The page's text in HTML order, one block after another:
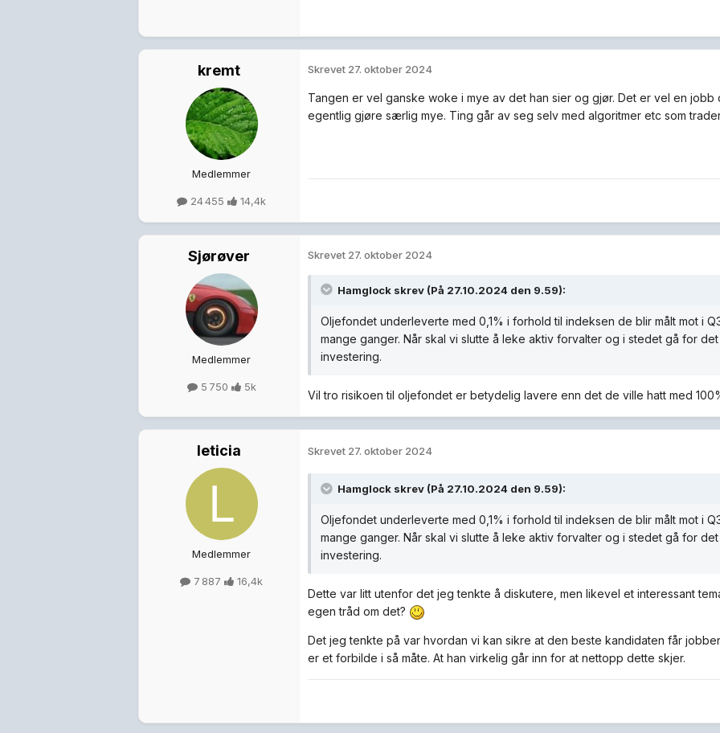
kremt
Medlemmer
24 455 14,4k
Skrevet 27. oktober 2024
Tangen er vel ganske woke i mye av det han sier og gjør. Det er vel en jobb
egentlig gjøre særlig mye. Ting går av seg selv med algoritmer etc som
Sjørøver
Medlemmer
5 750 5k
Skrevet 27. oktober 2024
Hamglock skrev (På 27.10.2024 den 9.59):
Oljefondet underleverte med 0,1% i forhold til indeksen de blir målt mot i
mange ganger. Når skal vi slutte å leke aktiv forvalter og i stedet gå for
investering.
Vil tro risikoen til oljefondet er betydelig lavere enn det de ville hatt med
leticia
Medlemmer
7 887 16,4k
Skrevet 27. oktober 2024
Hamglock skrev (På 27.10.2024 den 9.59):
Oljefondet underleverte med 0,1% i forhold til indeksen de blir målt mot i
mange ganger. Når skal vi slutte å leke aktiv forvalter og i stedet gå for
investering.
Dette var litt utenfor det jeg tenkte å diskutere, men likevel et interessant
egen tråd om det?
Det jeg tenkte på var hvordan vi kan sikre at den beste kandidaten får
er et forbilde i så måte. At han virkelig går inn for at nettopp dette skjer.